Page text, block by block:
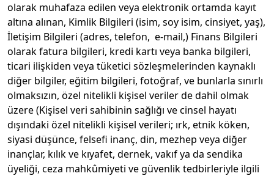
olarak muhafaza edilen veya elektronik ortamda kayıt
altına alınan, Kimlik Bilgileri (isim, soy isim, cinsiyet, yaş),
İletişim Bilgileri (adres, telefon, e-mail,) Finans Bilgileri
olarak fatura bilgileri, kredi kartı veya banka bilgileri,
ticari ilişkiden veya tüketici sözleşmelerinden kaynaklı
diğer bilgiler, eğitim bilgileri, fotoğraf, ve bunlarla sınırlı
olmaksızın, özel nitelikli kişisel veriler de dahil olmak
üzere (Kişisel veri sahibinin sağlığı ve cinsel hayatı
dışındaki özel nitelikli kişisel verileri; ırk, etnik köken,
siyasi düşünce, felsefi inanç, din, mezhep veya diğer
inançlar, kılık ve kıyafet, dernek, vakıf ya da sendika
üyeliği, ceza mahkûmiyeti ve güvenlik tedbirleriyle ilgili